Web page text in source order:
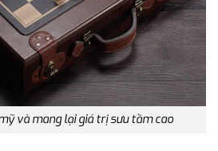
và mang lại giá trị sưu tầm cao